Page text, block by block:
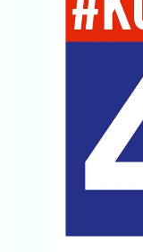
Награды
03 августа 2026
Ленобласть
Поддержка
03 августа 2026
Ладожский
Музеи
03 августа 2026